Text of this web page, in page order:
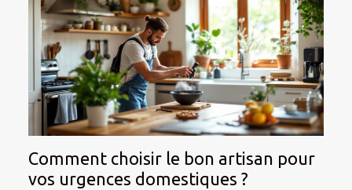
Comment choisir le bon artisan pour
vos urgences domestiques ?